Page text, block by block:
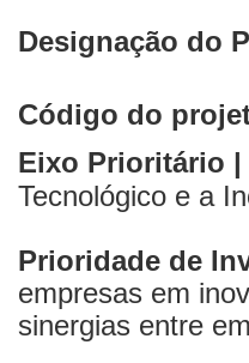
Designação do
Código do
Eixo Prioritário |
Tecnológico e a
Prioridade de
empresas em
sinergias entre